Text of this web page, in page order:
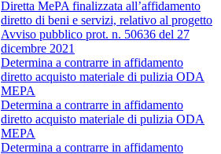
Diretta MePA finalizzata all’affidamento
diretto di beni e servizi, relativo al progetto
Avviso pubblico prot. n. 50636 del 27
dicembre 2021
Determina a contrarre in affidamento
diretto acquisto materiale di pulizia ODA
MEPA
Determina a contrarre in affidamento
diretto acquisto materiale di pulizia ODA
MEPA
Determina a contrarre in affidamento